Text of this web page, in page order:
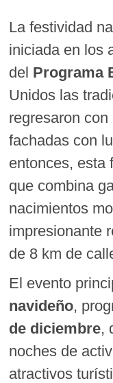
La festividad
iniciada en los
del Programa
Unidos las
regresaron
fachadas con
entonces, esta
que combina
nacimientos
impresionante
de 8 km de
El evento
navideño,
de diciembre,
noches de
atractivos